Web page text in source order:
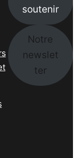
soutenir
Notre
newslet
ter